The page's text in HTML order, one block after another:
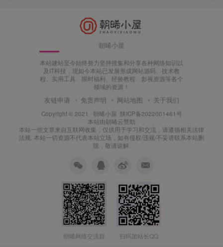
朝晞小屋
本站建站至今始终努力坚持搜集和分享各种网络知识以
及IT科技，现如今本站已发展形成网站源码、技术教
程、实用工具、限时福利、经验教程、影视资源等各个
领域的资源！
友链申请 免责声明 网站地图 关于我们
Copyright © 2021 · 朝晞小屋 陕ICP备2022001461号
本站由朝晞云赞助
本站一些文章来自互联网收集，仅供用于学习和交流，请遵循相关法律
法规. 本站一切资源不代表本站立场，如有侵权/违规/不妥请联系本站删
除，敬请谅解.
朝晞网络交流群 扫码加站长QQ